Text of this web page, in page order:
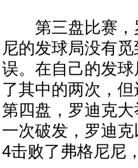
第三盘比赛，
尼的发球局没有
误。在自己的发
了其中的两次，
第四盘，罗迪克
一次破发，罗迪
4击败了弗格尼尼